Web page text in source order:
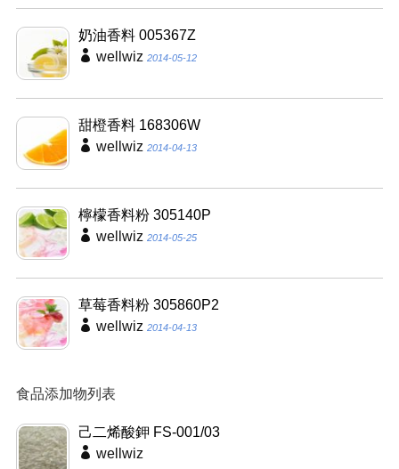
奶油香料 005367Z
wellwiz 2014-05-12
甜橙香料 168306W
wellwiz 2014-04-13
檸檬香料粉 305140P
wellwiz 2014-05-25
草莓香料粉 305860P2
wellwiz 2014-04-13
食品添加物列表
己二烯酸鉀 FS-001/03
wellwiz